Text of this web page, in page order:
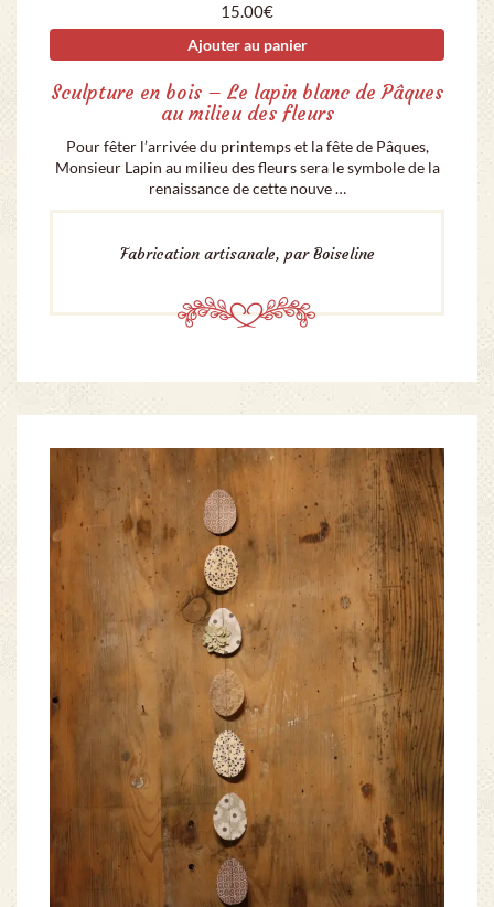
15.00€
Ajouter au panier
Sculpture en bois – Le lapin blanc de Pâques
au milieu des fleurs
Pour fêter l’arrivée du printemps et la fête de Pâques,
Monsieur Lapin au milieu des fleurs sera le symbole de la
renaissance de cette nouve …
Fabrication artisanale, par Boiseline